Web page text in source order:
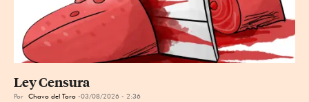
Ley Censura
Por Chavo del Toro 03/08/2026 - 2:36